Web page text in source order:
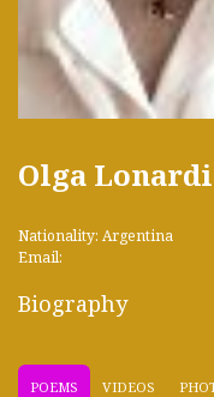
Olga Lonardi
Nationality: Argentina
Email:
Biography
POEMS VIDEOS